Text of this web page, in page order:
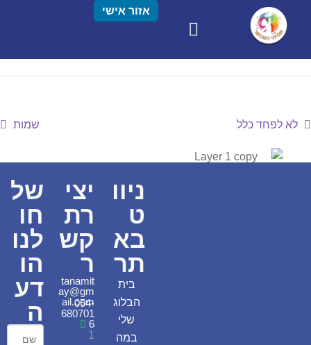
אזור אישי
לא לפחד כלל שמות
ניוו
ט
בא
תר
בית
הבלוג
שלי
במה
יצי
רת
קש
ר
tanamit
ay@gm
ail.com
054-
680701
6
1
של
חו
לנו
הו
דע
ה